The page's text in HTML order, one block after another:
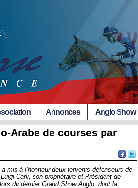
Annonces Anglo Show
Arabe de courses par
mis à l’honneur deux fervents défenseurs de
Carli, son propriétaire et Président de
du dernier Grand Show Anglo, dont la